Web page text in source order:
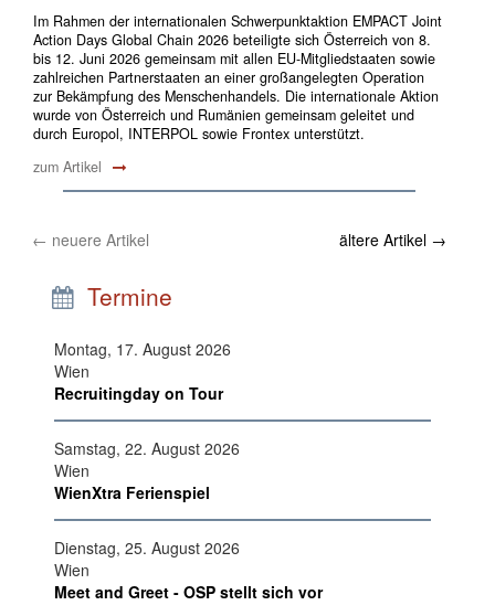
Im Rahmen der internationalen Schwerpunktaktion EMPACT Joint
Action Days Global Chain 2026 beteiligte sich Österreich von 8.
bis 12. Juni 2026 gemeinsam mit allen EU-Mitgliedstaaten sowie
zahlreichen Partnerstaaten an einer großangelegten Operation
zur Bekämpfung des Menschenhandels. Die internationale Aktion
wurde von Österreich und Rumänien gemeinsam geleitet und
durch Europol, INTERPOL sowie Frontex unterstützt.
zum Artikel
← neuere Artikel ältere Artikel →
Termine
Montag, 17. August 2026
Wien
Recruitingday on Tour
Samstag, 22. August 2026
Wien
WienXtra Ferienspiel
Dienstag, 25. August 2026
Wien
Meet and Greet - OSP stellt sich vor